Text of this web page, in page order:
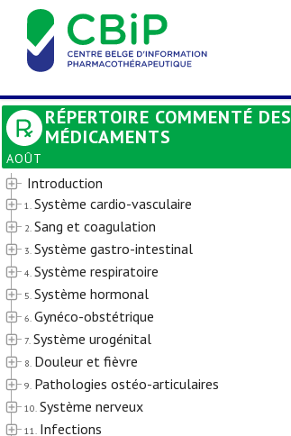
RÉPERTOIRE COMMENTÉ DES
MÉDICAMENTS
AOÛT
Introduction
1. Système cardio-vasculaire
2. Sang et coagulation
3. Système gastro-intestinal
4. Système respiratoire
5. Système hormonal
6. Gynéco-obstétrique
7. Système urogénital
8. Douleur et fièvre
9. Pathologies ostéo-articulaires
10. Système nerveux
11. Infections